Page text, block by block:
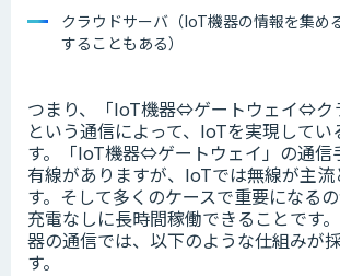
クラウドサーバ（IoT機器の情報を集
することもある）
つまり、「IoT機器⇔ゲートウェイ⇔ク
という通信によって、IoTを実現してい
す。「IoT機器⇔ゲートウェイ」の通信
有線がありますが、IoTでは無線が主流
す。そして多くのケースで重要になる
充電なしに長時間稼働できることです
器の通信では、以下のような仕組みが
す。